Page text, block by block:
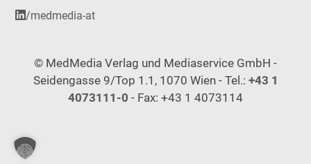
/medmedia-at
© MedMedia Verlag und Mediaservice GmbH -
Seidengasse 9/Top 1.1, 1070 Wien - Tel.: +43 1
4073111-0 - Fax: +43 1 4073114